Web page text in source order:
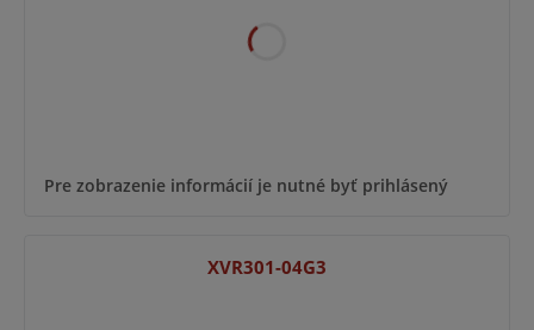
Pre zobrazenie informácií je nutné byť prihlásený
XVR301-04G3